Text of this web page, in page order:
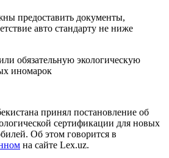
предоставить документы,
авто стандарту не ниже
принял постановление об
сертификации для новых
Об этом говорится в
на сайте Lex.uz.